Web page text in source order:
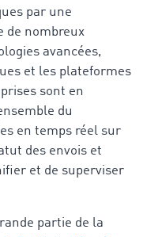
par une
de nombreux
avancées,
et les plateformes
sont en
du
en temps réel sur
des envois et
et de superviser
partie de la